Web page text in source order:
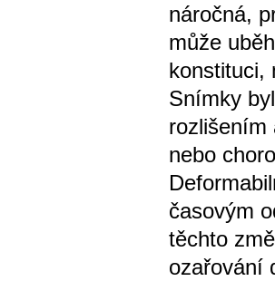
náročná,
může
konstituci,
Snímky
rozlišením
nebo
časovým
těchto
ozařování